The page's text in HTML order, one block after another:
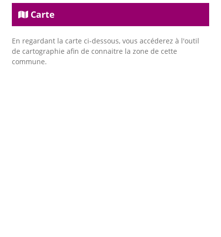
Carte
En regardant la carte ci-dessous, vous accéderez à l'outil
de cartographie afin de connaitre la zone de cette
commune.